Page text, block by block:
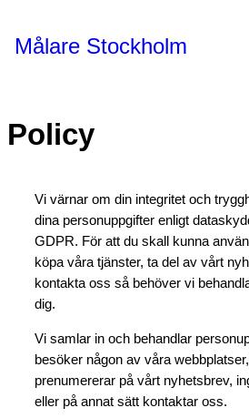
innehåll
Målare Stockholm
Policy
Vi värnar om din integritet och
dina personuppgifter enligt
GDPR. För att du skall kunna
köpa våra tjänster, ta del av vårt
kontakta oss så behöver vi
dig.
Vi samlar in och behandlar
besöker någon av våra
prenumererar på vårt nyhetsbrev,
eller på annat sätt kontaktar oss.